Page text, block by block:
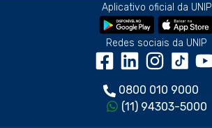
Aplicativo oficial da UNIP
Redes sociais da UNIP
0800 010 9000
(11) 94303-5000